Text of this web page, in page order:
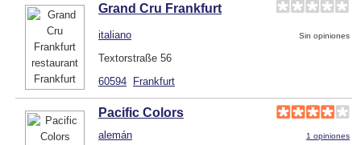
Grand Cru Frankfurt
italiano Sin opiniones
Textorstraße 56
60594 Frankfurt
Pacific Colors
alemán 1 opiniones